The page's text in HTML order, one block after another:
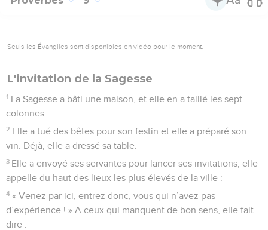
Seuls les Évangiles sont disponibles en vidéo pour le moment.
L'invitation de la Sagesse
1 La Sagesse a bâti une maison, et elle en a taillé les sept
colonnes.
2 Elle a tué des bêtes pour son festin et elle a préparé son
vin. Déjà, elle a dressé sa table.
3 Elle a envoyé ses servantes pour lancer ses invitations, elle
appelle du haut des lieux les plus élevés de la ville :
4 « Venez par ici, entrez donc, vous qui n’avez pas
d’expérience ! » A ceux qui manquent de bon sens, elle fait
dire :